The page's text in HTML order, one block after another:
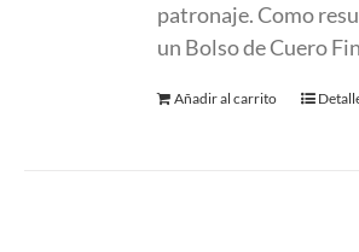
patronaje. Como
un Bolso de Cuero
Añadir al carrito